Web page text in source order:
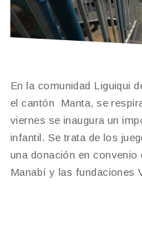
En la comunidad Liguiqui
el cantón Manta, se
viernes se inaugura un
infantil. Se trata de los
una donación en
Manabí y las fundaciones